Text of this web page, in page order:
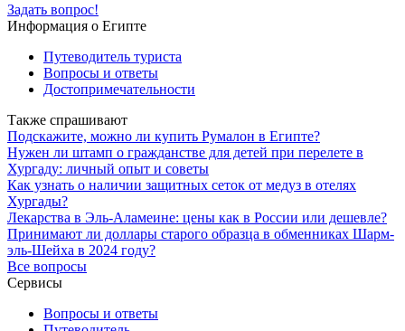
Задать вопрос!
Информация о Египте
Путеводитель туриста
Вопросы и ответы
Достопримечательности
Также спрашивают
Подскажите, можно ли купить Румалон в Египте?
Нужен ли штамп о гражданстве для детей при перелете в
Хургаду: личный опыт и советы
Как узнать о наличии защитных сеток от медуз в отелях
Хургады?
Лекарства в Эль-Аламеине: цены как в России или дешевле?
Принимают ли доллары старого образца в обменниках Шарм-
эль-Шейха в 2024 году?
Все вопросы
Сервисы
Вопросы и ответы